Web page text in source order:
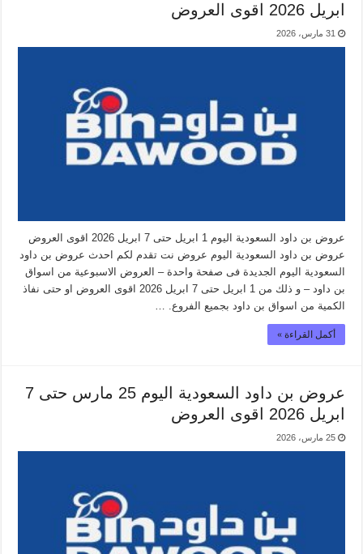
ابريل 2026 اقوى العروض
31 مارس، 2026
عروض بن داود السعودية اليوم 1 ابريل حتى 7 ابريل 2026 اقوى العروض
عروض بن داود السعودية اليوم عروض نت تقدم لكم احدث عروض بن داود
السعودية اليوم الجديدة فى صفحة واحدة – العروض الاسبوعية من اسواق
بن داود – و ذلك من 1 ابريل حتى 7 ابريل 2026 اقوى العروض او حتى نفاذ
الكمية من اسواق بن داود بجميع الفروع. …
أكمل القراءة »
عروض بن داود السعودية اليوم 25 مارس حتى 7
ابريل 2026 اقوى العروض
25 مارس، 2026